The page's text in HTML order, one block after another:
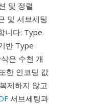
및 정렬
및 서브세팅
니다: Type
반 Type
은 수천 개
한 인코딩 값
제하지 않고
서브세팅과